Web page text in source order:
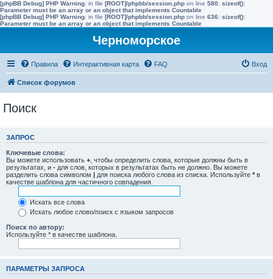
[phpBB Debug] PHP Warning: in file [ROOT]/phpbb/session.php on line 580: sizeof():
Parameter must be an array or an object that implements Countable
[phpBB Debug] PHP Warning: in file [ROOT]/phpbb/session.php on line 636: sizeof():
Parameter must be an array or an object that implements Countable
Черноморское
Правила Интерактивная карта FAQ Вход
Список форумов
Поиск
ЗАПРОС
Ключевые слова:
Вы можете использовать + , чтобы определить слова, которые должны быть в
результатах, и - для слов, которых в результатах быть не должно. Вы можете
разделить слова символом | для поиска любого слова из списка. Используйте * в
качестве шаблона для частичного совпадения.
Искать все слова
Искать любое слово/поиск с языком запросов
Поиск по автору:
Используйте * в качестве шаблона.
ПАРАМЕТРЫ ЗАПРОСА